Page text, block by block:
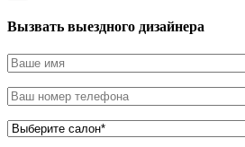
Вызвать выездного дизайнера